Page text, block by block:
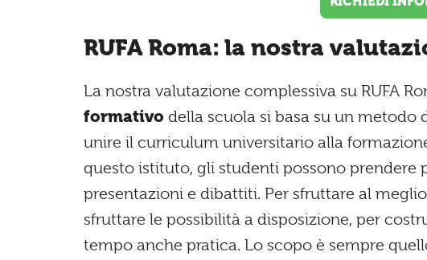
RUFA Roma: la nostra
La nostra valutazione complessiva su RUFA
formativo della scuola si basa su un metodo
unire il curriculum universitario alla
questo istituto, gli studenti possono prendere
presentazioni e dibattiti. Per sfruttare al
sfruttare le possibilità a disposizione, per
tempo anche pratica. Lo scopo è sempre